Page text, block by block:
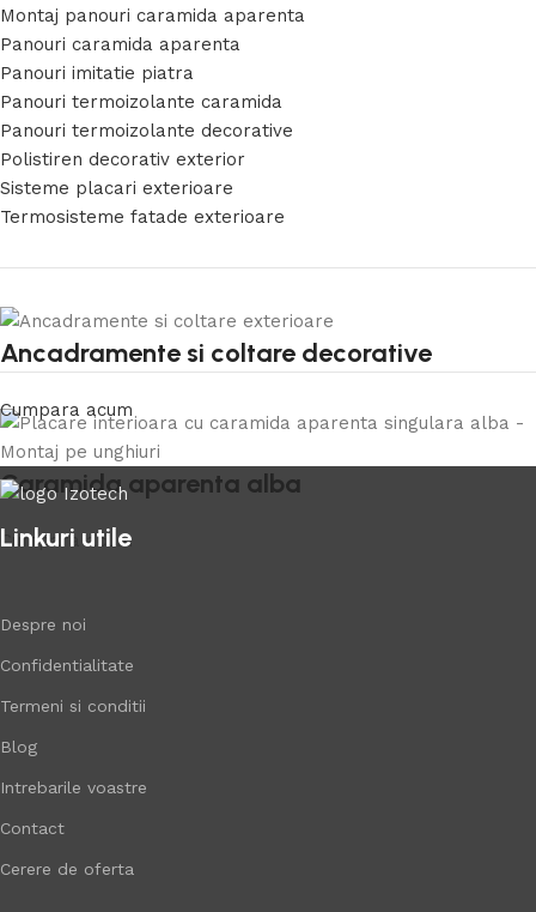
Montaj panouri caramida aparenta
Panouri caramida aparenta
Panouri imitatie piatra
Panouri termoizolante caramida
Panouri termoizolante decorative
Polistiren decorativ exterior
Sisteme placari exterioare
Termosisteme fatade exterioare
Ancadramente si coltare decorative
Cumpara acum
Caramida aparenta alba
Cumpara acum
Linkuri utile
Despre noi
Confidentialitate
Termeni si conditii
Blog
Intrebarile voastre
Contact
Cerere de oferta